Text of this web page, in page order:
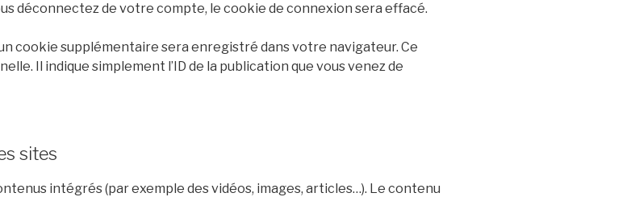
déconnectez de votre compte, le cookie de connexion sera effacé.
cookie supplémentaire sera enregistré dans votre navigateur. Ce
Il indique simplement l’ID de la publication que vous venez de
sites
intégrés (par exemple des vidéos, images, articles…). Le contenu